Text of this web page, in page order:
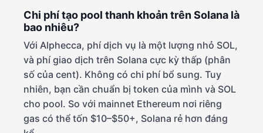
Chi phí tạo pool thanh khoản trên Solana là
bao nhiêu?
Với Alphecca, phí dịch vụ là một lượng nhỏ SOL,
và phí giao dịch trên Solana cực kỳ thấp (phân
số của cent). Không có chi phí bổ sung. Tuy
nhiên, bạn cần chuẩn bị token của mình và SOL
cho pool. So với mainnet Ethereum nơi riêng
gas có thể tốn $10–$50+, Solana rẻ hơn đáng